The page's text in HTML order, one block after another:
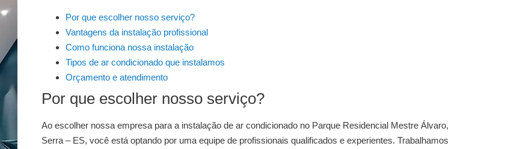
Por que escolher nosso serviço?
Vantagens da instalação profissional
Como funciona nossa instalação
Tipos de ar condicionado que instalamos
Orçamento e atendimento
Por que escolher nosso serviço?
Ao escolher nossa empresa para a instalação de ar condicionado no Parque Residencial Mestre Álvaro,
Serra – ES, você está optando por uma equipe de profissionais qualificados e experientes. Trabalhamos